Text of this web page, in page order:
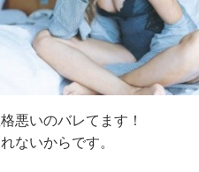
悪いのバレてます！
ないからです。